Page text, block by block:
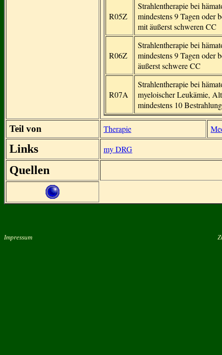
R05Z
Strahlentherapie bei
mindestens 9 Tagen oder
mit äußerst schweren CC
R06Z
Strahlentherapie bei
mindestens 9 Tagen oder
äußerst schwere CC
R07A
Strahlentherapie bei
myeloischer Leukämie,
mindestens 10
Teil von Therapie
Links my DRG
Quellen
Impressum